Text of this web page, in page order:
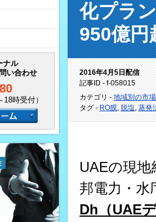
化プラ
950億円
2016年4月5日配信
記事ID - f-058015
カテゴリ - 地域別の市
タグ - RO膜, 脱塩, 蒸発
UAEの現
邦電力・水
Dh（UAE
ナル
い合わせ
18時受付）